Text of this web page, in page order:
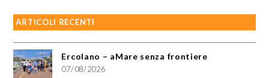
ARTICOLI RECENTI
Ercolano – aMare senza frontiere
07/08/2026